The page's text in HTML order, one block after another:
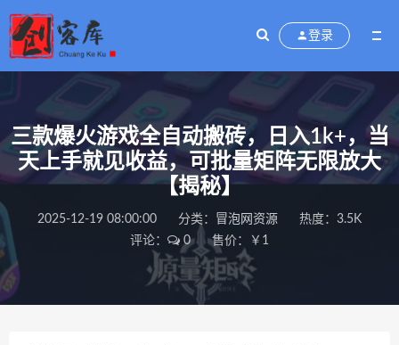
登录
三款爆火游戏全自动搬砖，日入1k+，当
天上手就见收益，可批量矩阵无限放大
【揭秘】
2025-12-19 08:00:00 分类： 冒泡网资源
热度：3.5K
评论：
0 售价：￥1